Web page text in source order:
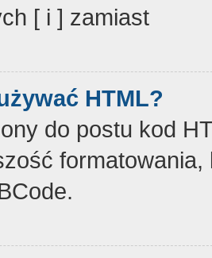
[ i ] zamiast
HTML?
do postu kod